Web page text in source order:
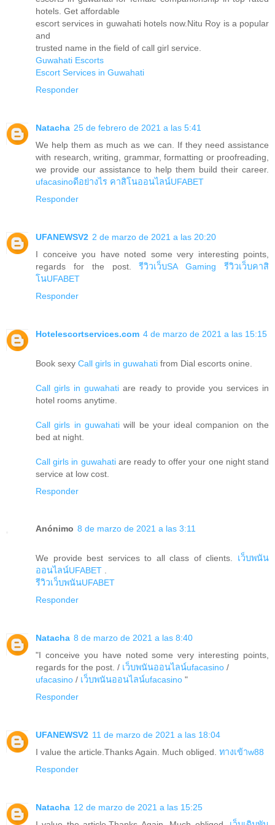
hotels. Get affordable
escort services in guwahati hotels now.Nitu Roy is a popular
and
trusted name in the field of call girl service.
Guwahati Escorts
Escort Services in Guwahati
Responder
Natacha 25 de febrero de 2021 a las 5:41
We help them as much as we can. If they need assistance
with research, writing, grammar, formatting or proofreading,
we provide our assistance to help them build their career.
ufacasinoดีอย่างไร คาสิโนออนไลน์UFABET
Responder
UFANEWSV2 2 de marzo de 2021 a las 20:20
I conceive you have noted some very interesting points,
regards for the post.รีวิวเว็บSA Gaming
รีวิวเว็บคาสิ
โนUFABET
Responder
Hotelescortservices.com 4 de marzo de 2021 a las 15:15
Book sexy Call girls in guwahati from Dial escorts onine.
Call girls in guwahati are ready to provide you services in
hotel rooms anytime.
Call girls in guwahatiwill be your ideal companion on the
bed at night.
Call girls in guwahatiare ready to offer your one night stand
service at low cost.
Responder
Anónimo 8 de marzo de 2021 a las 3:11
We provide best services to all class of clients. เว็บพนัน
ออนไลน์UFABET .
รีวิวเว็บพนันUFABET
Responder
Natacha 8 de marzo de 2021 a las 8:40
"I conceive you have noted some very interesting points,
regards for the post. / เว็บพนันออนไลน์ufacasino /
ufacasino / เว็บพนันออนไลน์ufacasino "
Responder
UFANEWSV2 11 de marzo de 2021 a las 18:04
I value the article.Thanks Again. Much obliged. ทางเข้าw88
Responder
Natacha 12 de marzo de 2021 a las 15:25